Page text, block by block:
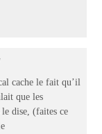
cache le fait qu’il
que les
dise, (faites ce